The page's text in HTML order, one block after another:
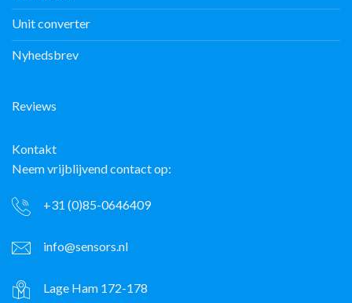
Unit converter
Nyhedsbrev
Reviews
Kontakt
Neem vrijblijvend contact op:
+31 (0)85-0646409
info@sensors.nl
Lage Ham 172-178